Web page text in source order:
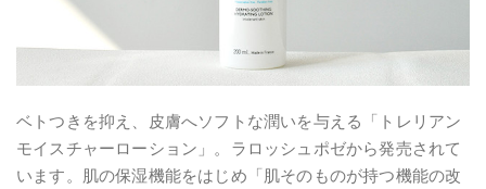
ベトつきを抑え、皮膚へソフトな潤いを与える「トレリアン
モイスチャーローション」。ラロッシュポゼから発売されて
います。肌の保湿機能をはじめ「肌そのものが持つ機能の改